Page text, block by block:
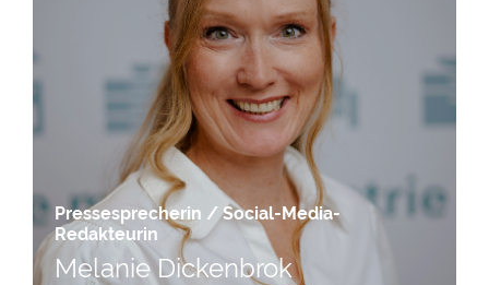
Pressesprecherin / Social-Media-
Redakteurin
Melanie Dickenbrok